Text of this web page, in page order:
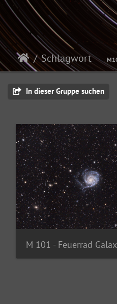
Schlagwort
In dieser Gruppe suchen
M 101 - Feuerrad